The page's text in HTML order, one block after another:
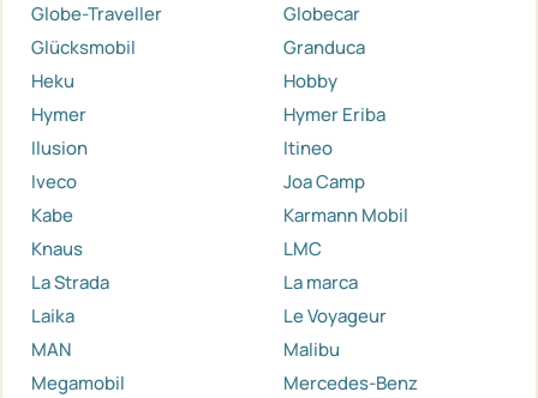
Globe-Traveller
Globecar
Glücksmobil
Granduca
Heku
Hobby
Hymer
Hymer Eriba
Ilusion
Itineo
Iveco
Joa Camp
Kabe
Karmann Mobil
Knaus
LMC
La Strada
La marca
Laika
Le Voyageur
MAN
Malibu
Megamobil
Mercedes-Benz